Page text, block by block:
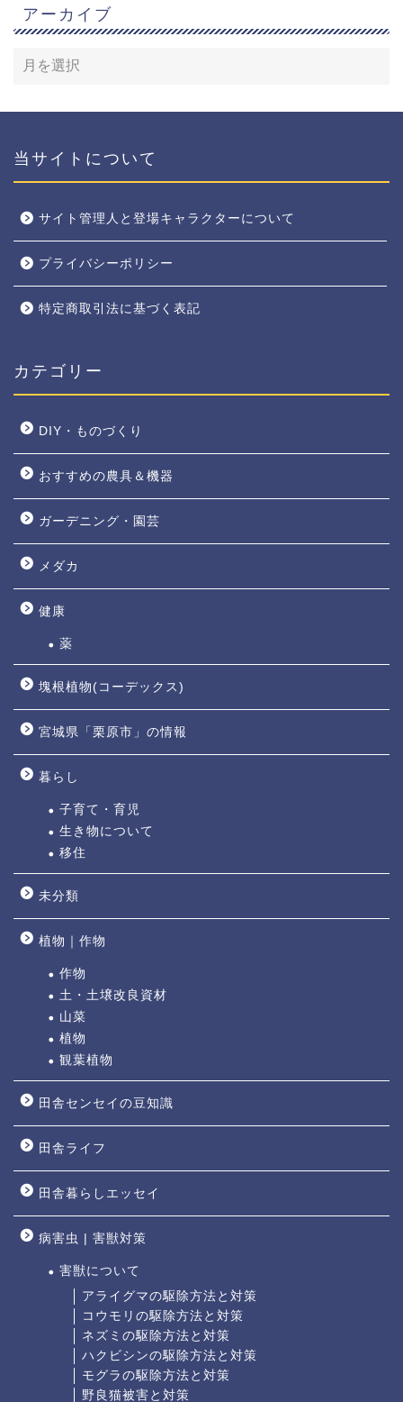
アーカイブ
当サイトについて
サイト管理人と登場キャラクターについて
プライバシーポリシー
特定商取引法に基づく表記
カテゴリー
DIY・ものづくり
おすすめの農具＆機器
ガーデニング・園芸
メダカ
健康
薬
塊根植物(コーデックス)
宮城県「栗原市」の情報
暮らし
子育て・育児
生き物について
移住
未分類
植物｜作物
作物
土・土壌改良資材
山菜
植物
観葉植物
田舎センセイの豆知識
田舎ライフ
田舎暮らしエッセイ
病害虫 | 害獣対策
害獣について
アライグマの駆除方法と対策
コウモリの駆除方法と対策
ネズミの駆除方法と対策
ハクビシンの駆除方法と対策
モグラの駆除方法と対策
野良猫被害と対策